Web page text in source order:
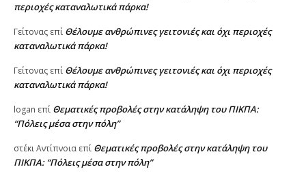
περιοχές καταναλωτικά πάρκα!
Γείτονας επί Θέλουμε ανθρώπινες γειτονιές και όχι περιοχές
καταναλωτικά πάρκα!
Γείτονας επί Θέλουμε ανθρώπινες γειτονιές και όχι περιοχές
καταναλωτικά πάρκα!
logan επί Θεματικές προβολές στην κατάληψη του ΠΙΚΠΑ:
“Πόλεις μέσα στην πόλη”
στέκι Αντίπνοια επί Θεματικές προβολές στην κατάληψη του
ΠΙΚΠΑ: “Πόλεις μέσα στην πόλη”